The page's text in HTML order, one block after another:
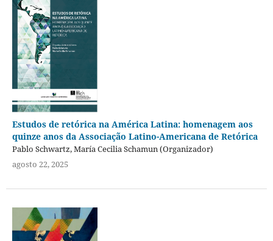
Estudos de retórica na América Latina: homenagem aos
quinze anos da Associação Latino-Americana de Retórica
Pablo Schwartz, María Cecilia Schamun (Organizador)
agosto 22, 2025